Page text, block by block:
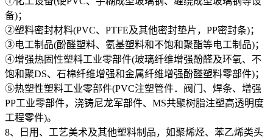
备)；
②塑料密封材料(PVC、PTFE及其他密封垫片，PP密封条)；
③电工制品(酚醛塑料、氨基塑料和不饱和聚酯等电工制品)；
④增强热固性塑料工业零部件(玻璃纤维增强酚醛及环氧、不
饱和聚DS、石棉纤维增强和金属纤维增强酚醛塑料零部件)；
⑤热塑性塑料工业零部件(PVC注塑管件．阀门、焊条、增强
PP工业零部件，浇铸尼龙军部件、MS共聚树脂注塑高透明度
工程零件)。
8、日用、工艺美术及其他塑料制品，如聚烯烃、苯乙烯类头